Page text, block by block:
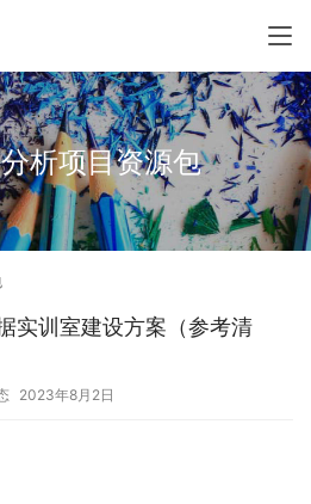
析项目资源包
实训室建设方案（参考清
2023年8月2日